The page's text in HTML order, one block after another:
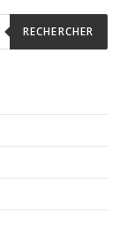
RECHERCHER